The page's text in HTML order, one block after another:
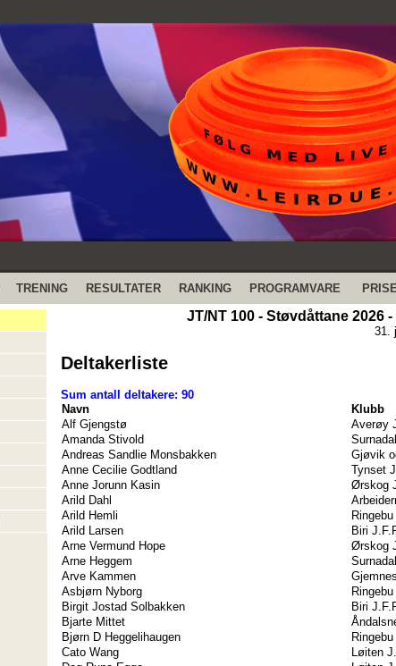
TRENING RESULTATER RANKING PROGRAMVARE
JT/NT 100 - Støvdåttane 2026
31.
Deltakerliste
Sum antall deltakere: 90
Navn
Klubb
Alf Gjengstø
Averøy
Amanda Stivold
Andreas Sandlie Monsbakken
Gjøvik
Anne Cecilie Godtland
Tynset
Anne Jorunn Kasin
Ørskog
Arild Dahl
Arild Hemli
Arild Larsen
Biri
Arne Vermund Hope
Ørskog
Arne Heggem
Arve Kammen
Asbjørn Nyborg
Birgit Jostad Solbakken
Biri
Bjarte Mittet
Bjørn D Heggelihaugen
Cato Wang
Løiten